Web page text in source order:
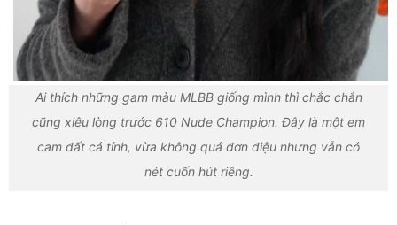
Ai thích những gam màu MLBB giống mình thì chắc chắn
cũng xiêu lòng trước 610 Nude Champion. Đây là một em
cam đất cá tính, vừa không quá đơn điệu nhưng vẫn có
nét cuốn hút riêng.